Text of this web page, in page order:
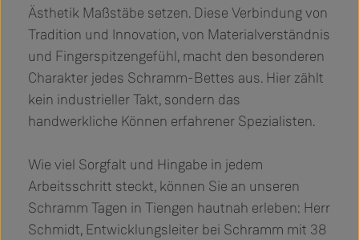
Ästhetik Maßstäbe setzen. Diese Verbindung von
Tradition und Innovation, von Materialverständnis
und Fingerspitzengefühl, macht den besonderen
Charakter jedes Schramm-Bettes aus. Hier zählt
kein industrieller Takt, sondern das
handwerkliche Können erfahrener Spezialisten.
Wie viel Sorgfalt und Hingabe in jedem
Arbeitsschritt steckt, können Sie an unseren
Schramm Tagen in Tiengen hautnah erleben: Herr
Schmidt, Entwicklungsleiter bei Schramm mit 38